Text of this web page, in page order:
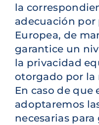
la
adecuación por
Europea, de
garantice un
la privacidad
otorgado por la
En caso de que
adoptaremos
necesarias